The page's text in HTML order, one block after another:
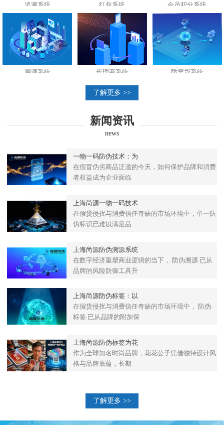
追溯系统 红包系统 会员积分系统
溯源系统 代理商系统 防窜货系统
了解更多 >>
新闻资讯
news
一物一码防伪技术：为
在假冒伪劣商品泛滥的今天，如何保护品牌和消费
者权益成为企业面临
上海尚源一物一码技术
在假货侵扰与消费信任奇缺的市场环境中，单一防
伪标识已难以满足品
上海尚源防伪溯源系统
在数字经济重塑商业逻辑的当下， 防伪溯源 已从
品牌的风险防御工具升
上海尚源防伪标签：以
在假货侵扰与消费信任奇缺的市场环境中， 防伪
标签 已从品牌的附加保
上海尚源防伪标签为花
作为全球知名时尚品牌，花花公子凭借独特设计风
格与品牌底蕴，长期
了解更多 >>